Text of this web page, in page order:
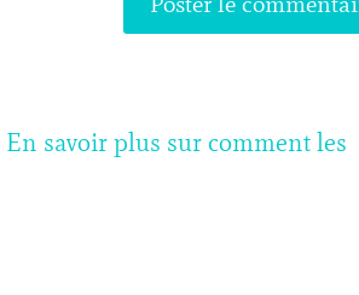
En savoir plus sur comment les